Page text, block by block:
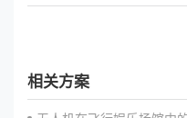
相关方案